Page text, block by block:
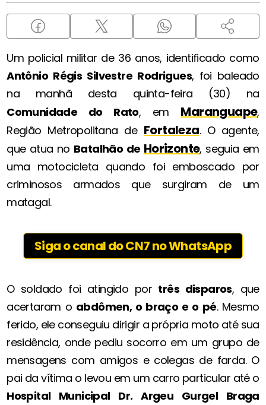
Um policial militar de 36 anos, identificado como
Antônio Régis Silvestre Rodrigues, foi baleado
na manhã desta quinta-feira (30) na
Comunidade do Rato, em Maranguape,
Região Metropolitana de Fortaleza. O agente,
que atua no Batalhão de Horizonte, seguia em
uma motocicleta quando foi emboscado por
criminosos armados que surgiram de um
matagal.
Siga o canal do CN7 no WhatsApp
O soldado foi atingido por três disparos, que
acertaram o abdômen, o braço e o pé. Mesmo
ferido, ele conseguiu dirigir a própria moto até sua
residência, onde pediu socorro em um grupo de
mensagens com amigos e colegas de farda. O
pai da vítima o levou em um carro particular até o
Hospital Municipal Dr. Argeu Gurgel Braga